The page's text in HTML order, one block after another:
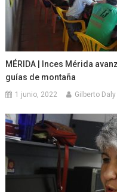
MÉRIDA | Inces Mérida
guías de montaña
1 junio, 2022 Gilberto Daly